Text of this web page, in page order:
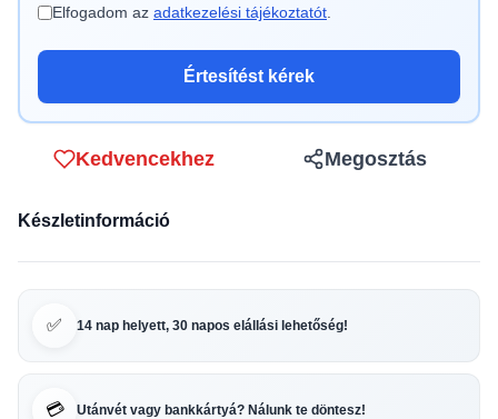
Elfogadom az adatkezelési tájékoztatót
Értesítést kérek
Kedvencekhez Megosztás
Készletinformáció
✅ 14 nap helyett, 30 napos elállási lehetőség!
💳 Utánvét vagy bankkártyá? Nálunk te döntesz!